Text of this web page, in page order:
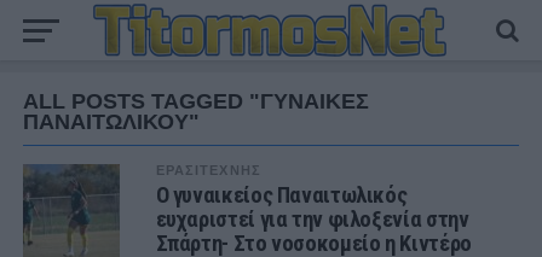
ALL POSTS TAGGED "ΓΥΝΑΙΚΕΣ
ΠΑΝΑΙΤΩΛΙΚΟΥ"
ΕΡΑΣΙΤΕΧΝΗΣ
Ο γυναικείος Παναιτωλικός
ευχαριστεί για την φιλοξενία στην
Σπάρτη- Στο νοσοκομείο η Κιντέρο